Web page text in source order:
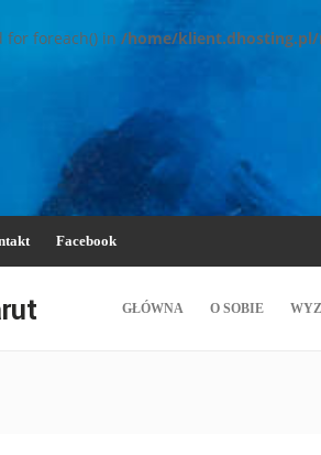
for foreach() in /home/
Facebook
GŁÓWNA O SOBIE